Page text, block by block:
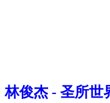
林俊杰 - 圣所世